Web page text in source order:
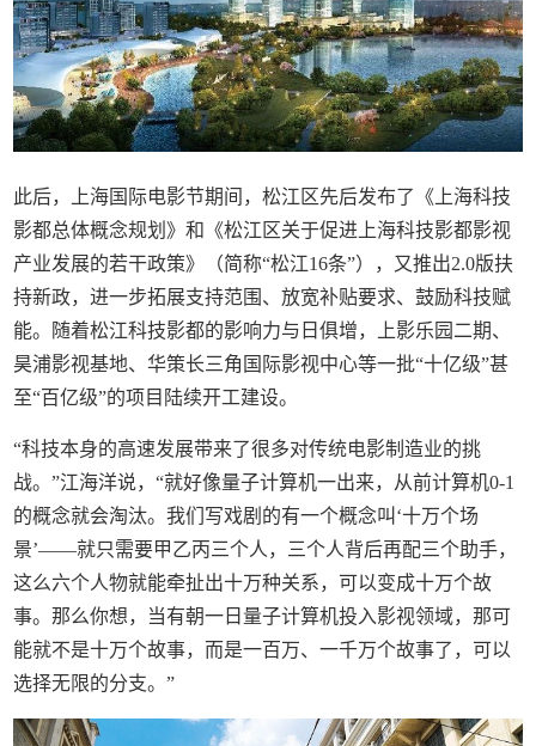
此后，上海国际电影节期间，松江区先后发布了《上海科技
影都总体概念规划》和《松江区关于促进上海科技影都影视
产业发展的若干政策》（简称“松江16条”），又推出2.0版扶
持新政，进一步拓展支持范围、放宽补贴要求、鼓励科技赋
能。随着松江科技影都的影响力与日俱增，上影乐园二期、
昊浦影视基地、华策长三角国际影视中心等一批“十亿级”甚
至“百亿级”的项目陆续开工建设。
“科技本身的高速发展带来了很多对传统电影制造业的挑
战。”江海洋说，“就好像量子计算机一出来，从前计算机0-1
的概念就会淘汰。我们写戏剧的有一个概念叫‘十万个场
景’——就只需要甲乙丙三个人，三个人背后再配三个助手，
这么六个人物就能牵扯出十万种关系，可以变成十万个故
事。那么你想，当有朝一日量子计算机投入影视领域，那可
能就不是十万个故事，而是一百万、一千万个故事了，可以
选择无限的分支。”